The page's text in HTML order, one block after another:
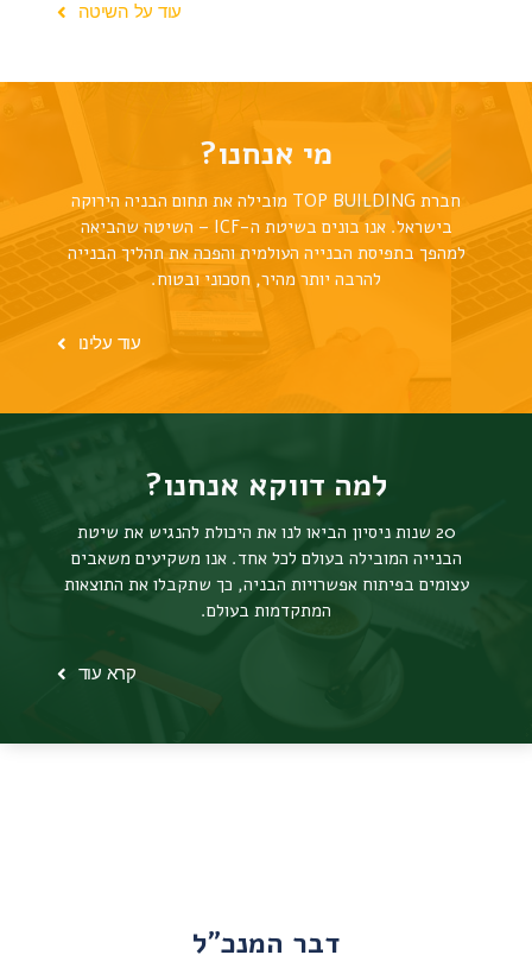
עוד על השיטה
מי אנחנו?
חברת TOP BUILDING מובילה את תחום הבניה הירוקה
בישראל. אנו בונים בשיטת ה-ICF – השיטה שהביאה
למהפך בתפיסת הבנייה העולמית והפכה את תהליך הבנייה
להרבה יותר מהיר, חסכוני ובטוח.
עוד עלינו
למה דווקא אנחנו?
20 שנות ניסיון הביאו לנו את היכולת להנגיש את שיטת
הבנייה המובילה בעולם לכל אחד. אנו משקיעים משאבים
עצומים בפיתוח אפשרויות הבניה, כך שתקבלו את התוצאות
המתקדמות בעולם.
קרא עוד
דבר המנכ"ל